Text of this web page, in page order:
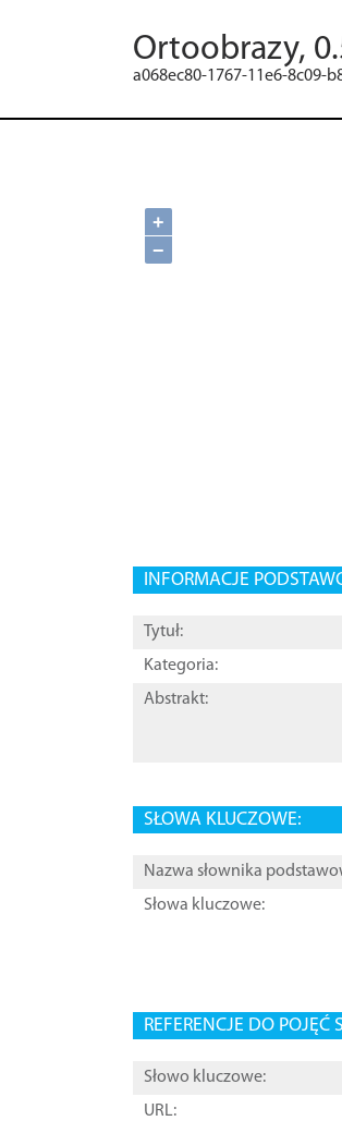
Ortoobrazy,
a068ec80-1767-11e6-8c09-
+
−
INFORMACJE
Tytuł:
Kategoria:
Abstrakt:
SŁOWA KLUCZOWE:
Nazwa słownika
Słowa kluczowe:
REFERENCJE DO POJĘĆ
Słowo kluczowe:
URL: